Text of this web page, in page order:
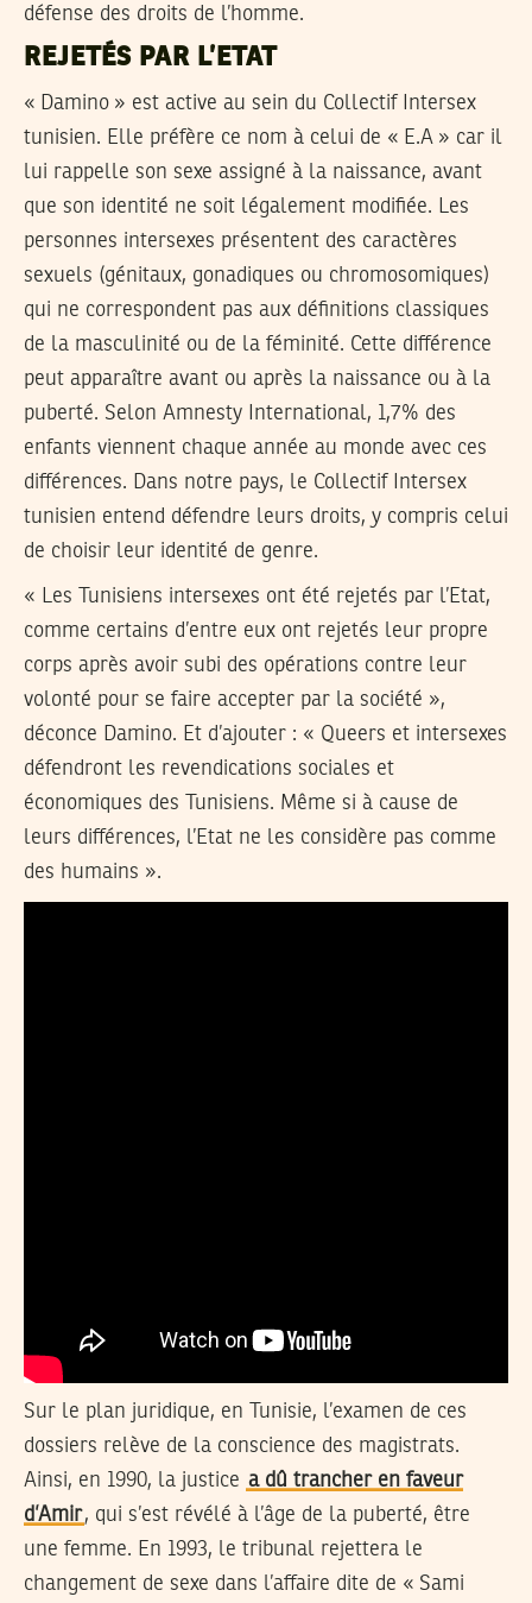
défense des droits de l’homme.
REJETÉS PAR L’ETAT
« Damino » est active au sein du Collectif Intersex
tunisien. Elle préfère ce nom à celui de « E.A » car il
lui rappelle son sexe assigné à la naissance, avant
que son identité ne soit légalement modifiée. Les
personnes intersexes présentent des caractères
sexuels (génitaux, gonadiques ou chromosomiques)
qui ne correspondent pas aux définitions classiques
de la masculinité ou de la féminité. Cette différence
peut apparaître avant ou après la naissance ou à la
puberté. Selon Amnesty International, 1,7% des
enfants viennent chaque année au monde avec ces
différences. Dans notre pays, le Collectif Intersex
tunisien entend défendre leurs droits, y compris celui
de choisir leur identité de genre.
« Les Tunisiens intersexes ont été rejetés par l’Etat,
comme certains d’entre eux ont rejetés leur propre
corps après avoir subi des opérations contre leur
volonté pour se faire accepter par la société »,
déconce Damino. Et d’ajouter : « Queers et intersexes
défendront les revendications sociales et
économiques des Tunisiens. Même si à cause de
leurs différences, l’Etat ne les considère pas comme
des humains ».
Sur le plan juridique, en Tunisie, l’examen de ces
dossiers relève de la conscience des magistrats.
Ainsi, en 1990, la justice a dû trancher en faveur
d’Amir, qui s’est révélé à l’âge de la puberté, être
une femme. En 1993, le tribunal rejettera le
changement de sexe dans l’affaire dite de « Sami